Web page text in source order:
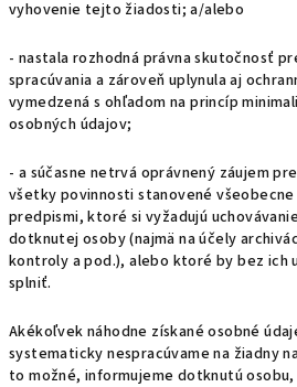
vyhovenie tejto žiadosti; a/alebo
- nastala rozhodná právna skutočnosť
spracúvania a zároveň uplynula aj
vymedzená s ohľadom na princíp
osobných údajov;
- a súčasne netrvá oprávnený záujem
všetky povinnosti stanovené
predpismi, ktoré si vyžadujú
dotknutej osoby (najmä na účely
kontroly a pod.), alebo ktoré by bez ich
splniť.
Akékoľvek náhodne získané osobné
systematicky nespracúvame na žiadny
to možné, informujeme dotknutú